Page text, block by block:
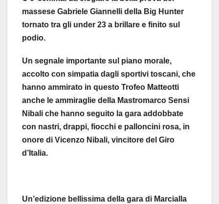
massese Gabriele Giannelli della Big Hunter
tornato tra gli under 23 a brillare e finito sul
podio.
Un segnale importante sul piano morale,
accolto con simpatia dagli sportivi toscani, che
hanno ammirato in questo Trofeo Matteotti
anche le ammiraglie della Mastromarco Sensi
Nibali che hanno seguito la gara addobbate
con nastri, drappi, fiocchi e palloncini rosa, in
onore di Vicenzo Nibali, vincitore del Giro
d’Italia.
Un’edizione bellissima della gara di Marcialla